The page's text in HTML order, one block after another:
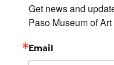
Get news and
Paso Museum of
Email